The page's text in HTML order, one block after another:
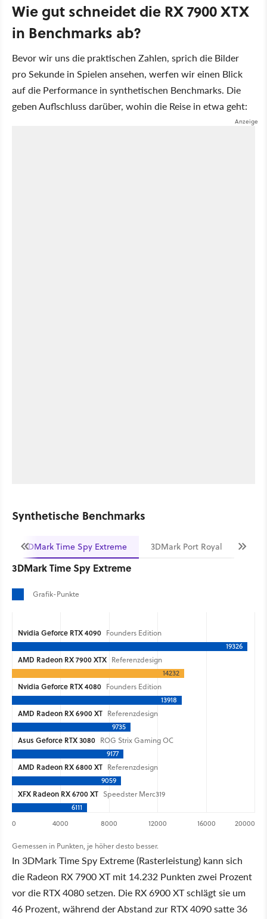
Wie gut schneidet die RX 7900 XTX
in Benchmarks ab?
Bevor wir uns die praktischen Zahlen, sprich die Bilder
pro Sekunde in Spielen ansehen, werfen wir einen Blick
auf die Performance in synthetischen Benchmarks. Die
geben Auflschluss darüber, wohin die Reise in etwa geht:
Synthetische Benchmarks
3DMark Time Spy Extreme 3DMark Port Royal
3DMark Time Spy Extreme
Grafik-Punkte
Nvidia Geforce RTX 4090 Founders Edition
19326
AMD Radeon RX 7900 XTX Referenzdesign
14232
Nvidia Geforce RTX 4080 Founders Edition
13918
AMD Radeon RX 6900 XT Referenzdesign
9735
Asus Geforce RTX 3080 ROG Strix Gaming OC
9177
AMD Radeon RX 6800 XT Referenzdesign
9059
XFX Radeon RX 6700 XT Speedster Merc319
6111
0
4000 8000 12000 16000 20000
Gemessen in Punkten, je höher desto besser.
In 3DMark Time Spy Extreme (Rasterleistung) kann sich
die Radeon RX 7900 XT mit 14.232 Punkten zwei Prozent
vor die RTX 4080 setzen. Die RX 6900 XT schlägt sie um
46 Prozent, während der Abstand zur RTX 4090 satte 36